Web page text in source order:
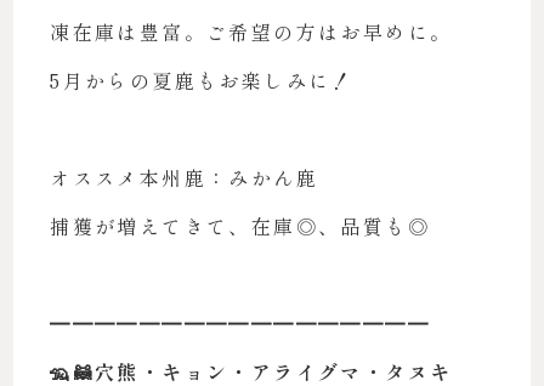
凍在庫は豊富。ご希望の方はお早めに。
5月からの夏鹿もお楽しみに！
オススメ本州鹿：みかん鹿
捕獲が増えてきて、在庫◎、品質も◎
━━━━━━━━━━━━━━━━━
🦡🦝穴熊・キョン・アライグマ・タヌキ